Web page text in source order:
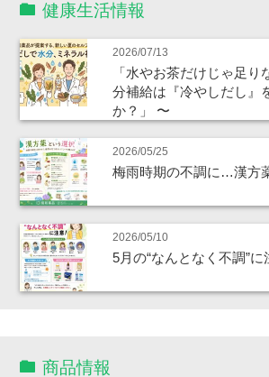
健康生活情報
2026/07/13
「水やお茶だけじゃ足り
分補給は『冷やしだし』
か？」 〜
2026/05/25
梅雨時期の不調に…漢方
2026/05/10
5月の“なんとなく不調”に
商品情報